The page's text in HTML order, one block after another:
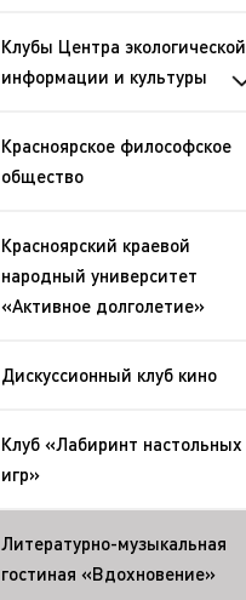
Клубы Центра экологической
информации и культуры
Красноярское философское
общество
Красноярский краевой
народный университет
«Активное долголетие»
Дискуссионный клуб кино
Клуб «Лабиринт настольных
игр»
Литературно-музыкальная
гостиная «Вдохновение»